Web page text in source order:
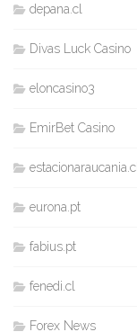
depana.cl
Divas Luck Casino
eloncasino3
EmirBet Casino
estacionaraucania.cl
eurona.pt
fabius.pt
fenedi.cl
Forex News